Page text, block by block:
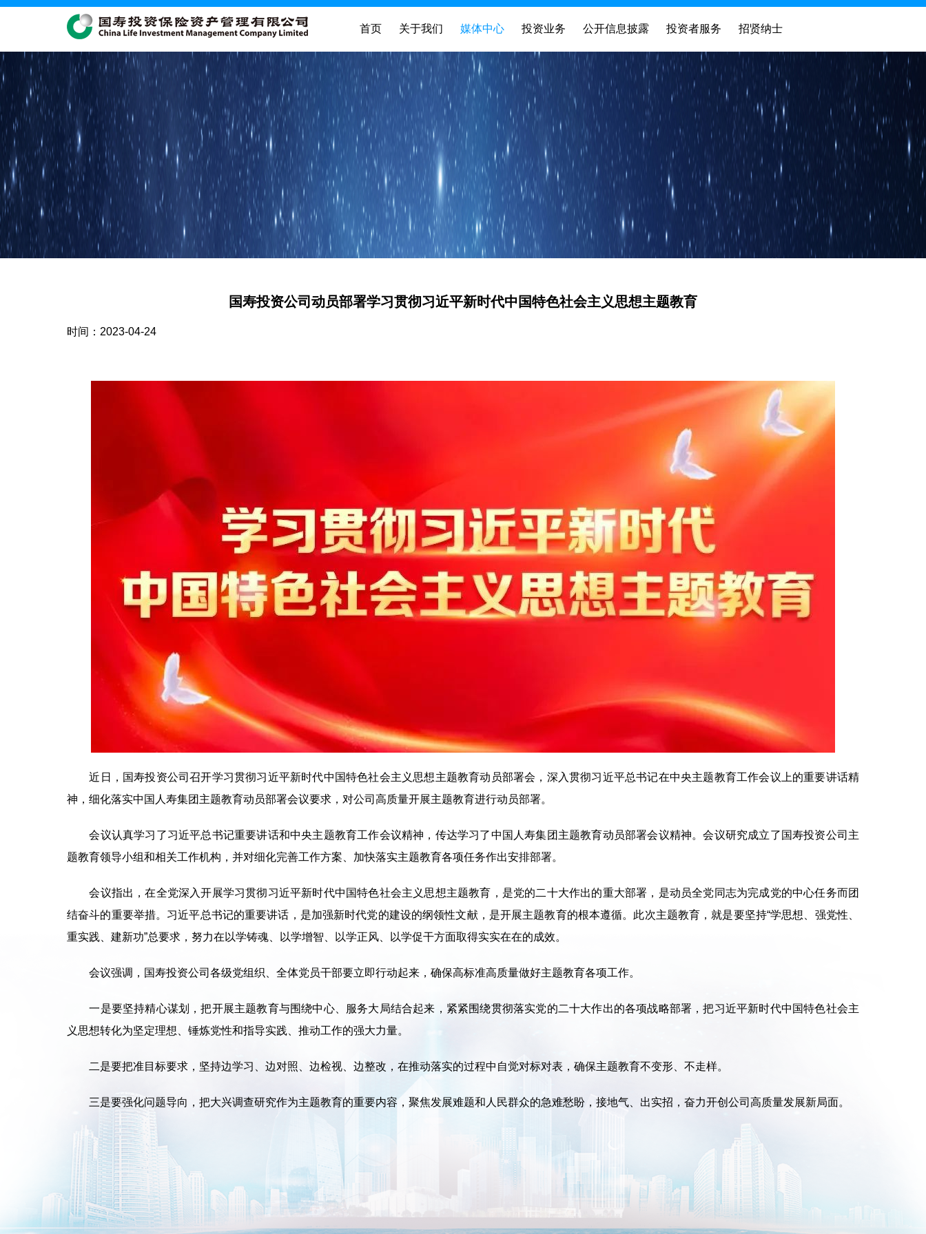
首页 关于我们 媒体中心 投资业务 公开信息披露 投资者服务 招贤纳士
国寿投资公司动员部署学习贯彻习近平新时代中国特色社会主义思想主题教育
时间：2023-04-24
近日，国寿投资公司召开学习贯彻习近平新时代中国特色社会主义思想主题教育动员部署会，深入贯彻习近平总书记在中央主题教育工作会议上的重要讲话精
神，细化落实中国人寿集团主题教育动员部署会议要求，对公司高质量开展主题教育进行动员部署。
会议认真学习了习近平总书记重要讲话和中央主题教育工作会议精神，传达学习了中国人寿集团主题教育动员部署会议精神。会议研究成立了国寿投资公司主
题教育领导小组和相关工作机构，并对细化完善工作方案、加快落实主题教育各项任务作出安排部署。
会议指出，在全党深入开展学习贯彻习近平新时代中国特色社会主义思想主题教育，是党的二十大作出的重大部署，是动员全党同志为完成党的中心任务而团
结奋斗的重要举措。习近平总书记的重要讲话，是加强新时代党的建设的纲领性文献，是开展主题教育的根本遵循。此次主题教育，就是要坚持“学思想、强党性、
重实践、建新功”总要求，努力在以学铸魂、以学增智、以学正风、以学促干方面取得实实在在的成效。
会议强调，国寿投资公司各级党组织、全体党员干部要立即行动起来，确保高标准高质量做好主题教育各项工作。
一是要坚持精心谋划，把开展主题教育与围绕中心、服务大局结合起来，紧紧围绕贯彻落实党的二十大作出的各项战略部署，把习近平新时代中国特色社会主
义思想转化为坚定理想、锤炼党性和指导实践、推动工作的强大力量。
二是要把准目标要求，坚持边学习、边对照、边检视、边整改，在推动落实的过程中自觉对标对表，确保主题教育不变形、不走样。
三是要强化问题导向，把大兴调查研究作为主题教育的重要内容，聚焦发展难题和人民群众的急难愁盼，接地气、出实招，奋力开创公司高质量发展新局面。